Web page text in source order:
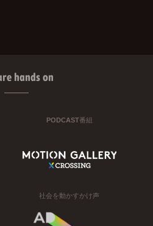
hands on
PODCAST番組
社会を動かすかけ声